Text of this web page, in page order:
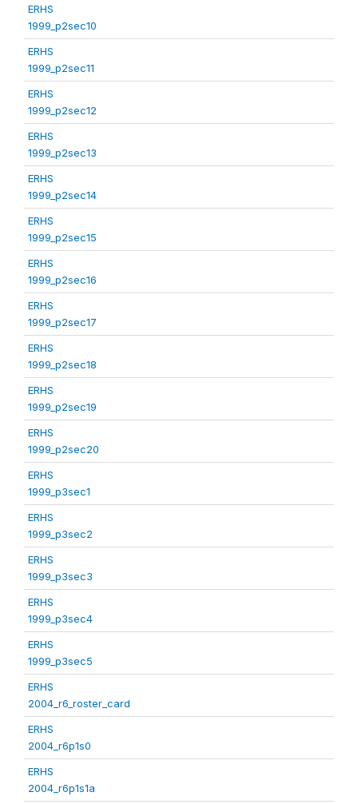
ERHS
1999_p2sec10
ERHS
1999_p2sec11
ERHS
1999_p2sec12
ERHS
1999_p2sec13
ERHS
1999_p2sec14
ERHS
1999_p2sec15
ERHS
1999_p2sec16
ERHS
1999_p2sec17
ERHS
1999_p2sec18
ERHS
1999_p2sec19
ERHS
1999_p2sec20
ERHS
1999_p3sec1
ERHS
1999_p3sec2
ERHS
1999_p3sec3
ERHS
1999_p3sec4
ERHS
1999_p3sec5
ERHS
2004_r6_roster_card
ERHS
2004_r6p1s0
ERHS
2004_r6p1s1a